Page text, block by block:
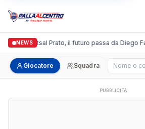
NEWS
Futsal Prato, il futuro passa da Diego
Giocatore Squadra Cerca
PUBBLICITÀ